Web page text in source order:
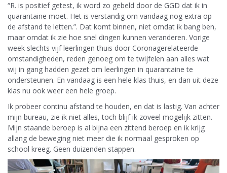
“R. is positief getest, ik word zo gebeld door de GGD dat ik in
quarantaine moet. Het is verstandig om vandaag nog extra op
de afstand te letten.”. Dat komt binnen, niet omdat ik bang ben,
maar omdat ik zie hoe snel dingen kunnen veranderen. Vorige
week slechts vijf leerlingen thuis door Coronagerelateerde
omstandigheden, reden genoeg om te twijfelen aan alles wat
wij in gang hadden gezet om leerlingen in quarantaine te
ondersteunen. En vandaag is een hele klas thuis, en dan uit deze
klas nu ook weer een hele groep.
Ik probeer continu afstand te houden, en dat is lastig. Van achter
mijn bureau, zie ik niet alles, toch blijf ik zoveel mogelijk zitten.
Mijn staande beroep is al bijna een zittend beroep en ik krijg
allang de beweging niet meer die ik normaal gesproken op
school kreeg. Geen duizenden stappen.